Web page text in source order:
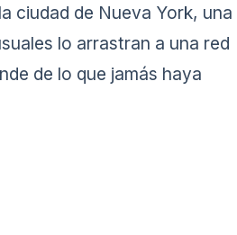
ciudad de Nueva York, una
lo arrastran a una red
de lo que jamás haya